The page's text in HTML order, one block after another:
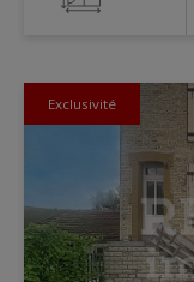
Exclusivité